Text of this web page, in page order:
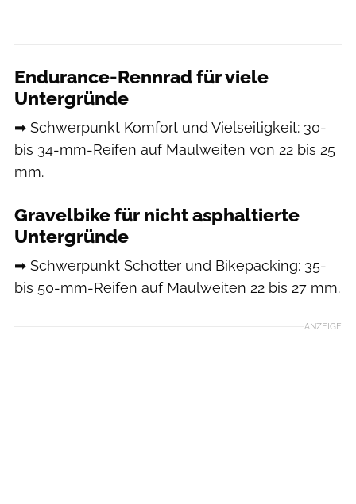
Endurance-Rennrad für viele
Untergründe
➡ Schwerpunkt Komfort und Vielseitigkeit: 30-
bis 34-mm-Reifen auf Maulweiten von 22 bis 25
mm.
Gravelbike für nicht asphaltierte
Untergründe
➡ Schwerpunkt Schotter und Bikepacking: 35-
bis 50-mm-Reifen auf Maulweiten 22 bis 27 mm.
ANZEIGE